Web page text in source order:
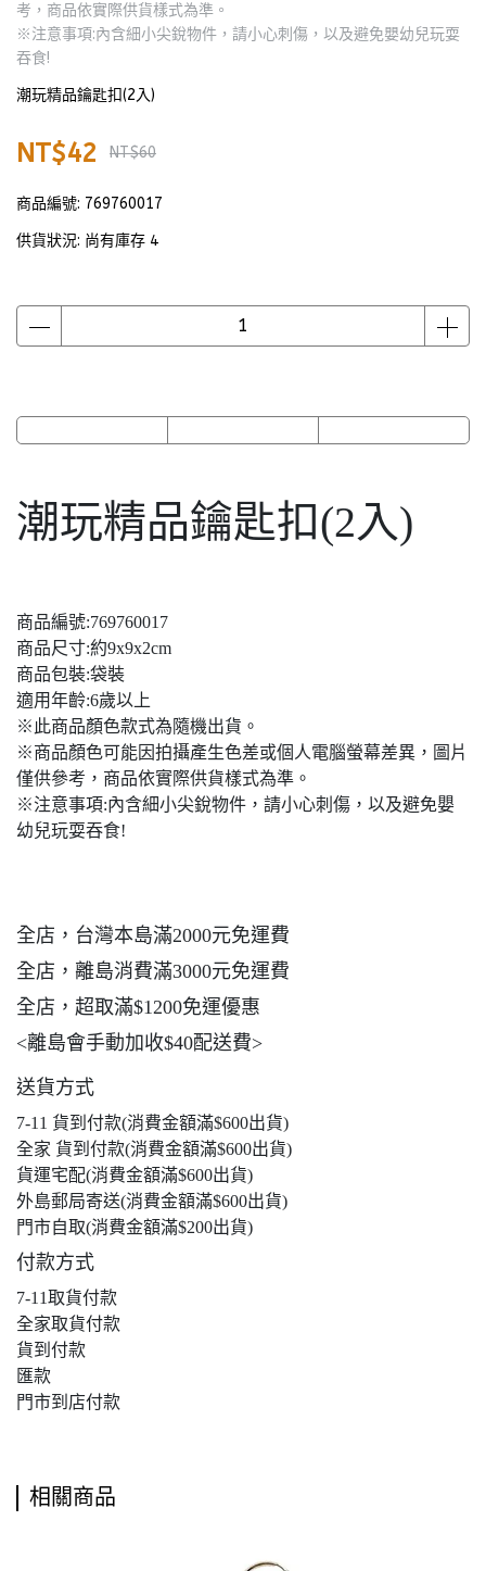
考，商品依實際供貨樣式為準。
※注意事項:內含細小尖銳物件，請小心刺傷，以及避免嬰幼兒玩耍
吞食!
潮玩精品鑰匙扣(2入)
NT$42 NT$60
商品編號: 769760017
供貨狀況: 尚有庫存 4
潮玩精品鑰匙扣(2入)
商品編號:769760017
商品尺寸:約9x9x2cm
商品包裝:袋裝
適用年齡:6歲以上
※此商品顏色款式為隨機出貨。
※商品顏色可能因拍攝產生色差或個人電腦螢幕差異，圖片
僅供參考，商品依實際供貨樣式為準。
※注意事項:內含細小尖銳物件，請小心刺傷，以及避免嬰
幼兒玩耍吞食!
全店，台灣本島滿2000元免運費
全店，離島消費滿3000元免運費
全店，超取滿$1200免運優惠
<離島會手動加收$40配送費>
送貨方式
7-11 貨到付款(消費金額滿$600出貨)
全家 貨到付款(消費金額滿$600出貨)
貨運宅配(消費金額滿$600出貨)
外島郵局寄送(消費金額滿$600出貨)
門市自取(消費金額滿$200出貨)
付款方式
7-11取貨付款
全家取貨付款
貨到付款
匯款
門市到店付款
相關商品